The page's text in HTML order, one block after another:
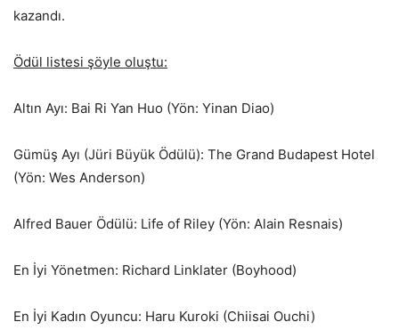
kazandı.
Ödül listesi şöyle oluştu:
Altın Ayı: Bai Ri Yan Huo (Yön: Yinan Diao)
Gümüş Ayı (Jüri Büyük Ödülü): The Grand Budapest Hotel
(Yön: Wes Anderson)
Alfred Bauer Ödülü: Life of Riley (Yön: Alain Resnais)
En İyi Yönetmen: Richard Linklater (Boyhood)
En İyi Kadın Oyuncu: Haru Kuroki (Chiisai Ouchi)